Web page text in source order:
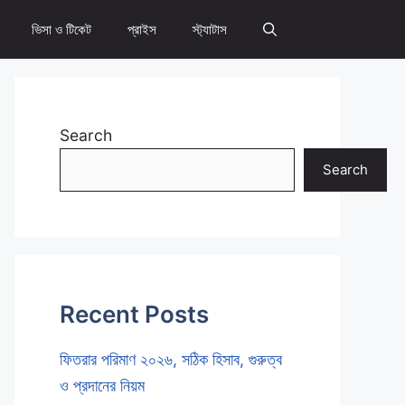
ভিসা ও টিকেট প্রাইস স্ট্যাটাস
Search
Search
Recent Posts
ফিতরার পরিমাণ ২০২৬, সঠিক হিসাব, গুরুত্ব
ও প্রদানের নিয়ম